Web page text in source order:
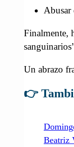
Abusar
Finalmente,
Un abrazo
👉
Beatriz